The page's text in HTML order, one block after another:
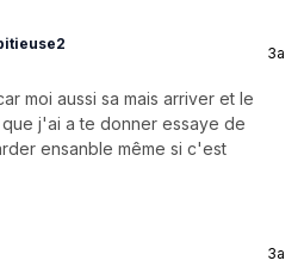
3a
moi aussi sa mais arriver et le
j'ai a te donner essaye de
ensanble même si c'est
3a